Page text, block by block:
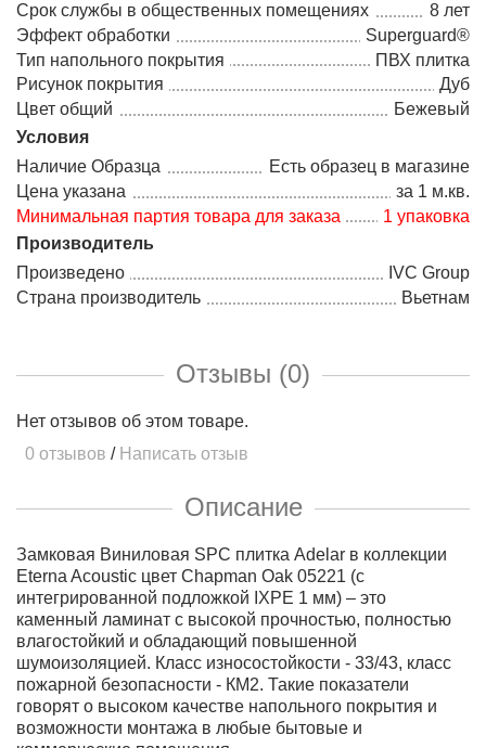
Срок службы в общественных помещениях
8 лет
Эффект обработки
Superguard®
Тип напольного покрытия
ПВХ плитка
Рисунок покрытия
Дуб
Цвет общий
Бежевый
Условия
Наличие Образца
Есть образец в магазине
Цена указана
за 1 м.кв.
Минимальная партия товара для заказа
1 упаковка
Производитель
Произведено
IVC Group
Страна производитель
Вьетнам
Отзывы (0)
Нет отзывов об этом товаре.
0 отзывов / Написать отзыв
Описание
Замковая Виниловая SPC плитка Adelar в коллекции
Eterna Acoustic цвет Chapman Oak 05221 (с
интегрированной подложкой IXPE 1 мм) – это
каменный ламинат с высокой прочностью, полностью
влагостойкий и обладающий повышенной
шумоизоляцией. Класс износостойкости - 33/43, класс
пожарной безопасности - КМ2. Такие показатели
говорят о высоком качестве напольного покрытия и
возможности монтажа в любые бытовые и